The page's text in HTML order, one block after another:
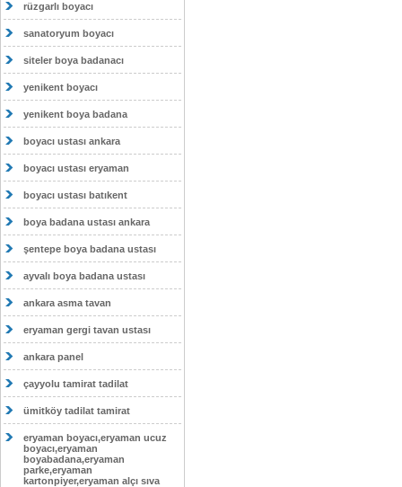
rüzgarlı boyacı
sanatoryum boyacı
siteler boya badanacı
yenikent boyacı
yenikent boya badana
boyacı ustası ankara
boyacı ustası eryaman
boyacı ustası batıkent
boya badana ustası ankara
şentepe boya badana ustası
ayvalı boya badana ustası
ankara asma tavan
eryaman gergi tavan ustası
ankara panel
çayyolu tamirat tadilat
ümitköy tadilat tamirat
eryaman boyacı,eryaman ucuz
boyacı,eryaman
boyabadana,eryaman
parke,eryaman
kartonpiyer,eryaman alçı sıva